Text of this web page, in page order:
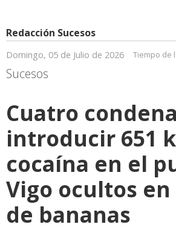
Redacción Sucesos
Domingo, 05 de Julio de 2026 Tiempo de
Sucesos
Cuatro
introducir 651
cocaína en el
Vigo ocultos en
de bananas